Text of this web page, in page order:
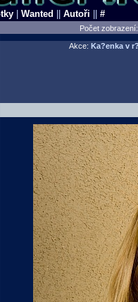
Wanted Autoři #
Počet
Akce: Ka?enka v